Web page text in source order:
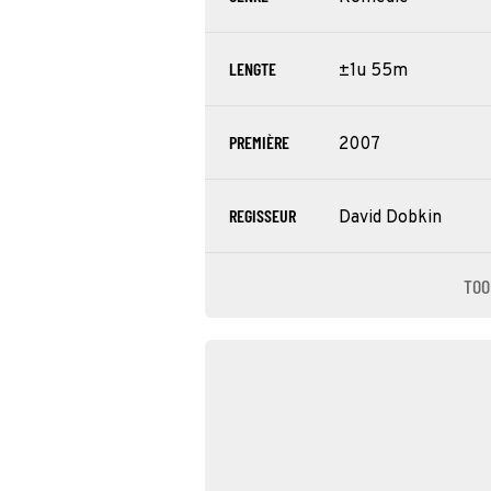
LENGTE ±1u 55m
PREMIÈRE 2007
REGISSEUR David Dobkin